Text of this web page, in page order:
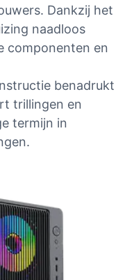
Dankzij het
naadloos
componenten en
benadrukt
trillingen en
termijn in